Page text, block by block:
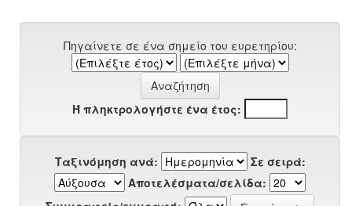
Πηγαίνετε σε ένα σημείο του ευρετηρίου:
Ή πληκτρολογήστε ένα έτος:
Ταξινόμηση ανά:
Σε σειρά:
Αποτελέσματα/σελίδα: